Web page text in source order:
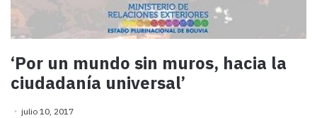
‘Por un mundo sin muros, hacia la
ciudadanía universal’
julio 10, 2017